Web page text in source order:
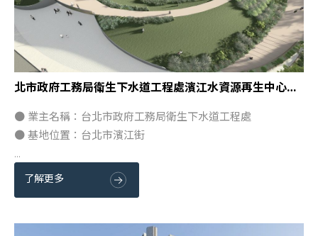
北市政府工務局衛生下水道工程處濱江水資源再生中心新建工程」統包案
● 業主名稱：台北市政府工務局衛生下水道工程處
● 基地位置：台北市濱江街
...
了解更多